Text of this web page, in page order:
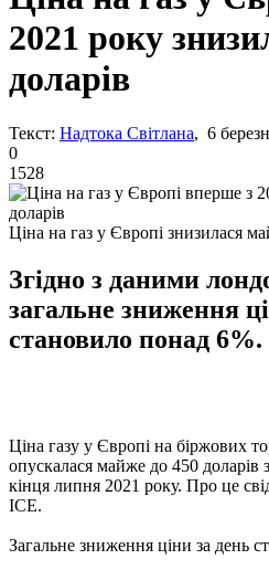
2021 року
доларів
Текст: Надтока Світлана, 6
0
1528
Ціна на газ у Європі знизилася
Згідно з даними
загальне зниження
становило понад 6%.
Ціна газу у Європі на біржових
опускалася майже до 450 доларів
кінця липня 2021 року. Про це
ICE.
Загальне зниження ціни за день